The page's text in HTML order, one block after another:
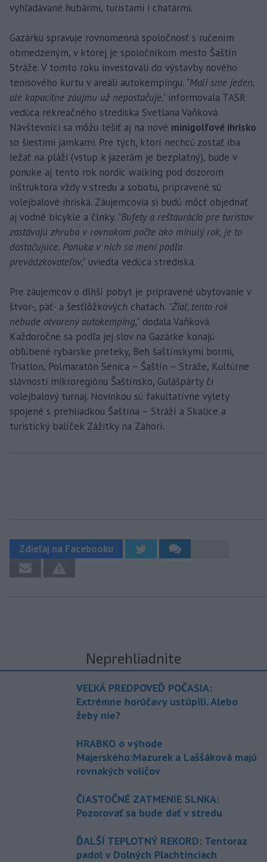
vyhľadávané hubármi, turistami i chatármi.
Gazárku spravuje rovnomenná spoločnosť s ručením
obmedzeným, v ktorej je spoločníkom mesto Šaštín
Stráže. V tomto roku investovali do výstavby nového
tenisového kurtu v areáli autokempingu. "Mali sme jeden,
ale kapacitne záujmu už nepostačuje," informovala TASR
vedúca rekreačného strediska Svetlana Vaňková.
Návštevníci sa môžu tešiť aj na nové minigolfové ihrisko
so šiestimi jamkami. Pre tých, ktorí nechcú zostať iba
ležať na pláži (vstup k jazerám je bezplatný), bude v
ponuke aj tento rok nordic walking pod dozorom
inštruktora vždy v stredu a sobotu, pripravené sú
volejbalové ihriská. Záujemcovia si budú môcť objednať
aj vodné bicykle a člnky. "Bufety a reštaurácia pre turistov
zostávajú zhruba v rovnakom počte ako minulý rok, je to
dostačujúce. Ponuka v nich sa mení podľa
prevádzkovateľov," uviedla vedúca strediska.
Pre záujemcov o dlhší pobyt je pripravené ubytovanie v
štvor-, päť- a šesťlôžkových chatách. "Žiaľ, tento rok
nebude otvorený autokemping," dodala Vaňková.
Každoročne sa podľa jej slov na Gazárke konajú
obľúbené rybárske preteky, Beh šaštínskymi bormi,
Triatlon, Polmaratón Senica – Šaštín – Stráže, Kultúrne
slávnosti mikroregiónu Šaštínsko, Gulášpárty či
volejbalový turnaj. Novinkou sú fakultatívne výlety
spojené s prehliadkou Šaštína – Stráží a Skalice a
turistický balíček Zážitky na Záhorí.
Zdieľaj na Facebooku
Neprehliadnite
VEĽKÁ PREDPOVEĎ POČASIA:
Extrémne horúčavy ustúpili. Alebo
žeby nie?
HRABKO o výhode
Majerského:Mazurek a Laššáková majú
rovnakých voličov
ČIASTOČNÉ ZATMENIE SLNKA:
Pozorovať sa bude dať v stredu
ĎALŠÍ TEPLOTNÝ REKORD: Tentoraz
padol v Dolných Plachtinciach